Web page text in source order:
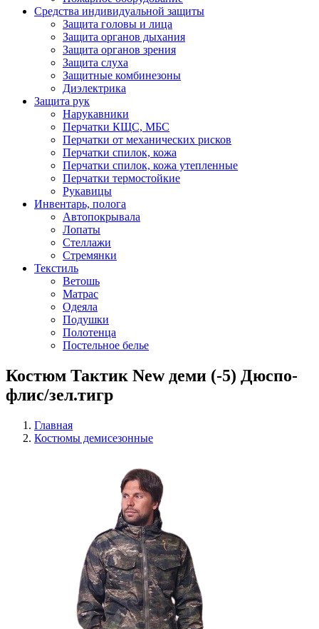
Средства индивидуальной защиты
Защита головы и лица
Защита органов дыхания
Защита органов зрения
Защита слуха
Защитные комбинезоны
Диэлектрика
Защита рук
Нарукавники
Перчатки КЩС, МБС
Перчатки от механических рисков
Перчатки спилок, кожа
Перчатки спилок, кожа утепленные
Перчатки термостойкие
Рукавицы
Инвентарь, полога
Автопокрывала
Лопаты
Стеллажи
Стремянки
Текстиль
Ветошь
Матрас
Одеяла
Подушки
Полотенца
Постельное белье
Костюм Тактик New деми (-5) Дюспо-
флис/зел.тигр
Главная
Костюмы демисезонные